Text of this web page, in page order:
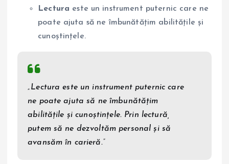
Lectura este un instrument puternic care ne
poate ajuta să ne îmbunătățim abilitățile și
cunoștințele.
„Lectura este un instrument puternic care
ne poate ajuta să ne îmbunătățim
abilitățile și cunoștințele. Prin lectură,
putem să ne dezvoltăm personal și să
avansăm în carieră.”